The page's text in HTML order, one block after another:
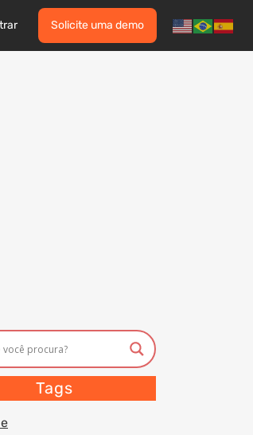
Solicite uma demo
Tags